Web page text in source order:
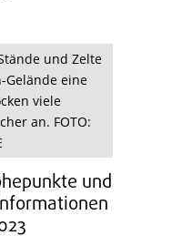
und Zelte
Gelände eine
viele
an. FOTO:
und